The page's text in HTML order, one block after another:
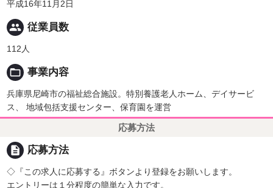
平成16年11月2日
people 従業員数
112人
folder_open 事業内容
兵庫県尼崎市の福祉総合施設。特別養護老人ホーム、デイサービ
ス、 地域包括支援センター、保育園を運営
応募方法
description 応募方法
◇『この求人に応募する』ボタンより登録をお願いします。
エントリーは１分程度の簡単な入力です。